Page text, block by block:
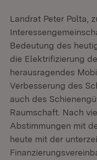
Landrat Peter Polta,
Bedeutung des
die Elektrifizierung
herausragendes
Verbesserung des
auch des
Raumschaft. Nach
Abstimmungen mit
heute mit der